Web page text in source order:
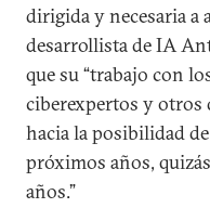
dirigida y necesaria a
desarrollista de IA
que su “trabajo con
ciberexpertos y otros
hacia la posibilidad
próximos años,
años.”